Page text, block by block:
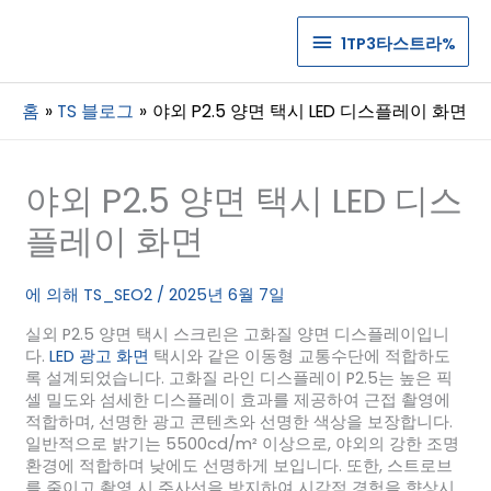
1TP3
타
스
라%
1TP3타스트라%
홈 TS 블로그 야외 P2.5 양면 택시 LED 디스플레이 화면
야외 P2.5 양면 택시 LED 디스
플레이 화면
에 의해 TS_SEO2 / 2025년 6월 7일
실외 P2.5 양면 택시 스크린은 고화질 양면 디스플레이입니
다. LED 광고 화면 택시와 같은 이동형 교통수단에 적합하도
록 설계되었습니다. 고화질 라인 디스플레이 P2.5는 높은 픽
셀 밀도와 섬세한 디스플레이 효과를 제공하여 근접 촬영에
적합하며, 선명한 광고 콘텐츠와 선명한 색상을 보장합니다.
일반적으로 밝기는 5500cd/m² 이상으로, 야외의 강한 조명
환경에 적합하며 낮에도 선명하게 보입니다. 또한, 스트로브